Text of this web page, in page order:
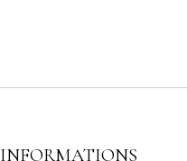
INFORMATIONS